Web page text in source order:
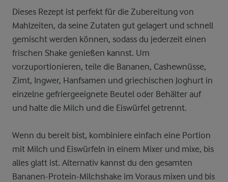
Dieses Rezept ist perfekt für die Zubereitung von
Mahlzeiten, da seine Zutaten gut gelagert und schnell
gemischt werden können, sodass du jederzeit einen
frischen Shake genießen kannst. Um
vorzuportionieren, teile die Bananen, Cashewnüsse,
Zimt, Ingwer, Hanfsamen und griechischen Joghurt in
einzelne gefriergeeignete Beutel oder Behälter auf
und halte die Milch und die Eiswürfel getrennt.
Wenn du bereit bist, kombiniere einfach eine Portion
mit Milch und Eiswürfeln in einem Mixer und mixe, bis
alles glatt ist. Alternativ kannst du den gesamten
Bananen-Protein-Milchshake im Voraus mixen und bis